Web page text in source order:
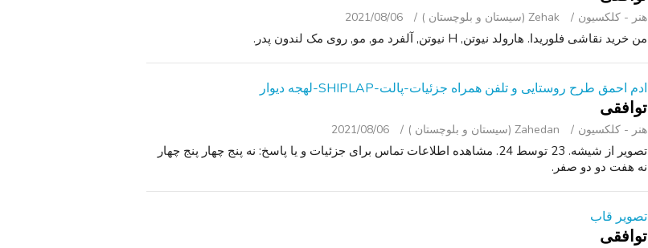
هنر - کلکسیون Zehak (سیستان و بلوچستان ) 2021/08/06
من خرید نقاشی فلوریدا. هارولد نیوتن, H نیوتن, آلفرد مو, مو, روی مک لندون پدر.
ادم احمق طرح روستایی و تلفن همراه جزئیات-پالت-SHIPLAP-لهجه دیوار
توافقی
هنر - کلکسیون Zahedan (سیستان و بلوچستان ) 2021/08/06
تصویر از شیشه. 23 توسط 24. مشاهده اطلاعات تماس برای جزئیات و یا پاسخ: نه پنج چهار پنج چهار
نه هفت دو دو صفر.
تصویر قاب
توافقی